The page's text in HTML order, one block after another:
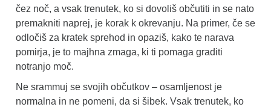
čez noč, a vsak trenutek, ko si dovoliš občutiti in se nato
premakniti naprej, je korak k okrevanju. Na primer, če se
odločiš za kratek sprehod in opaziš, kako te narava
pomirja, je to majhna zmaga, ki ti pomaga graditi
notranjo moč.
Ne srammuj se svojih občutkov – osamljenost je
normalna in ne pomeni, da si šibek. Vsak trenutek, ko